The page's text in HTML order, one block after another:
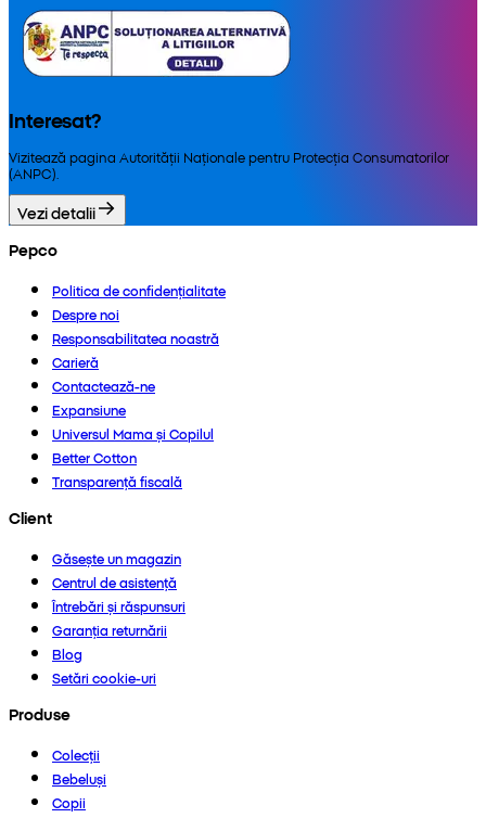
Interesat?
Vizitează pagina Autorității Naționale pentru Protecția Consumatorilor
(ANPC).
Vezi detalii
Pepco
Politica de confidențialitate
Despre noi
Responsabilitatea noastră
Carieră
Contactează-ne
Expansiune
Universul Mama și Copilul
Better Cotton
Transparență fiscală
Client
Găsește un magazin
Centrul de asistență
Întrebări și răspunsuri
Garanția returnării
Blog
Setări cookie-uri
Produse
Colecții
Bebeluși
Copii